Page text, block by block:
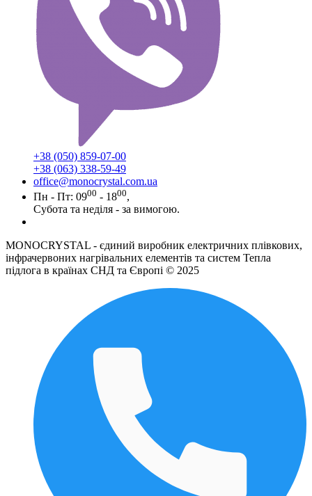
+38 (050) 859-07-00
+38 (063) 338-59-49
office@monocrystal.com.ua
Пн - Пт: 0900 - 1800,
Субота та неділя - за вимогою.
MONOCRYSTAL - єдиний виробник електричних плівкових,
інфрачервоних нагрівальних елементів та систем Тепла
підлога в країнах СНД та Європі © 2025